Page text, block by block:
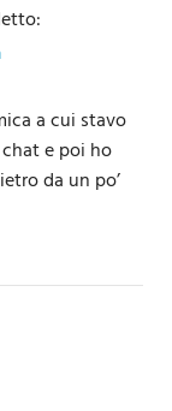
a cui stavo
e poi ho
da un po’